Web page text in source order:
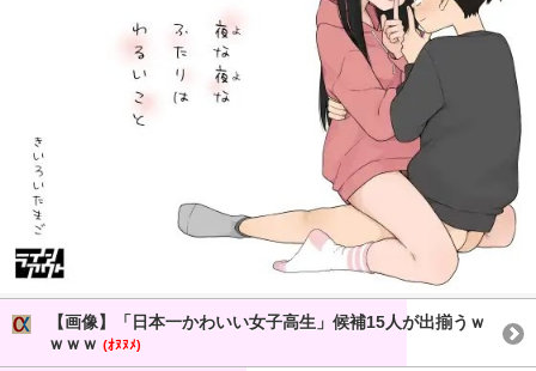
【画像】「日本一かわいい女子高生」候補15人が出揃うｗ
ｗｗｗ (ｵﾇﾇﾒ)